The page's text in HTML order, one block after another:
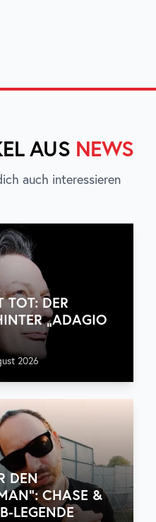
AUS NEWS
auch interessieren
TOT: DER
„ADAGIO
2026
DEN
CHASE &
LEGENDE